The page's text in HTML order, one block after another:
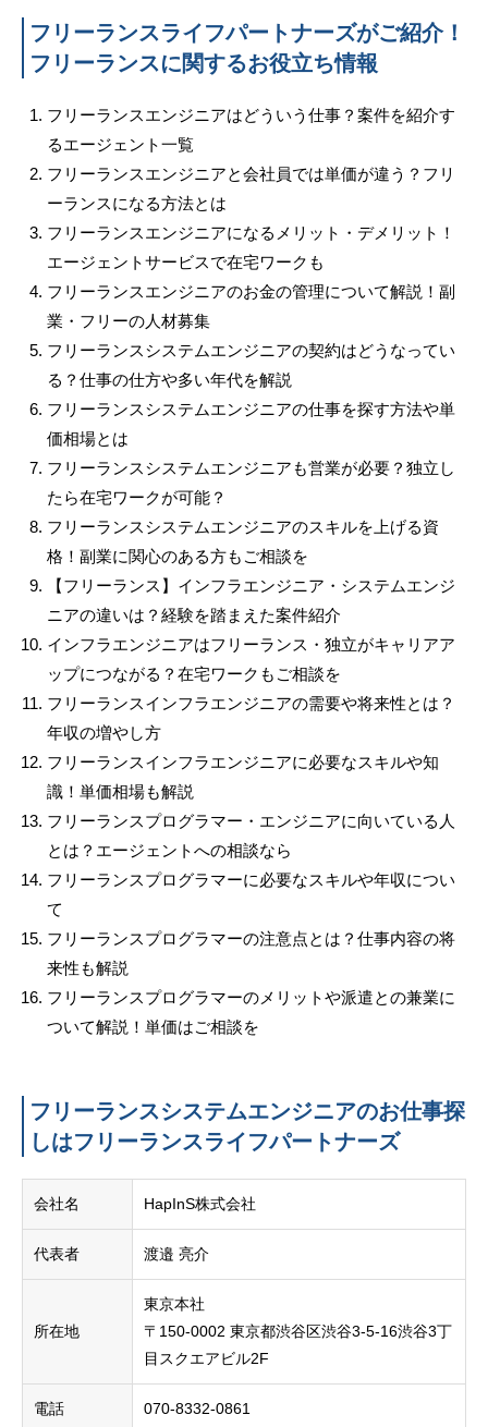
フリーランスライフパートナーズがご紹介！
フリーランスに関するお役立ち情報
フリーランスエンジニアはどういう仕事？案件を紹介す
るエージェント一覧
フリーランスエンジニアと会社員では単価が違う？フリ
ーランスになる方法とは
フリーランスエンジニアになるメリット・デメリット！
エージェントサービスで在宅ワークも
フリーランスエンジニアのお金の管理について解説！副
業・フリーの人材募集
フリーランスシステムエンジニアの契約はどうなってい
る？仕事の仕方や多い年代を解説
フリーランスシステムエンジニアの仕事を探す方法や単
価相場とは
フリーランスシステムエンジニアも営業が必要？独立し
たら在宅ワークが可能？
フリーランスシステムエンジニアのスキルを上げる資
格！副業に関心のある方もご相談を
【フリーランス】インフラエンジニア・システムエンジ
ニアの違いは？経験を踏まえた案件紹介
インフラエンジニアはフリーランス・独立がキャリアア
ップにつながる？在宅ワークもご相談を
フリーランスインフラエンジニアの需要や将来性とは？
年収の増やし方
フリーランスインフラエンジニアに必要なスキルや知
識！単価相場も解説
フリーランスプログラマー・エンジニアに向いている人
とは？エージェントへの相談なら
フリーランスプログラマーに必要なスキルや年収につい
て
フリーランスプログラマーの注意点とは？仕事内容の将
来性も解説
フリーランスプログラマーのメリットや派遣との兼業に
ついて解説！単価はご相談を
フリーランスシステムエンジニアのお仕事探
しはフリーランスライフパートナーズ
会社名 HapInS株式会社
代表者 渡邉 亮介
所在地
東京本社
〒150-0002 東京都渋谷区渋谷3-5-16渋谷3丁
目スクエアビル2F
電話 070-8332-0861